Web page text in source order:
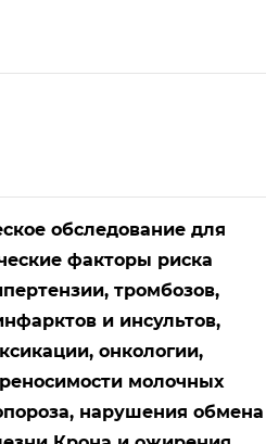
обследование для
факторы риска
тромбозов,
и инсультов,
онкологии,
молочных
нарушения обмена